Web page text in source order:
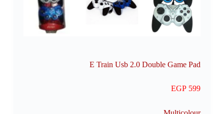
E Train Usb 2.0 Double Game Pad
EGP 599